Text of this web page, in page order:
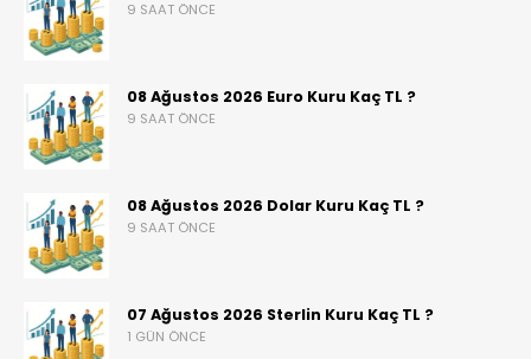
9 SAAT ÖNCE
08 Ağustos 2026 Euro Kuru Kaç TL ?
9 SAAT ÖNCE
08 Ağustos 2026 Dolar Kuru Kaç TL ?
9 SAAT ÖNCE
07 Ağustos 2026 Sterlin Kuru Kaç TL ?
1 GÜN ÖNCE